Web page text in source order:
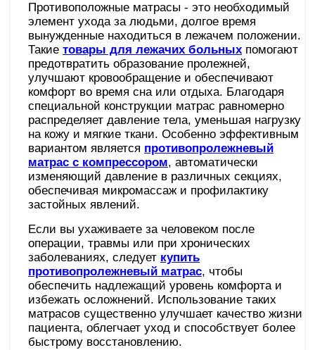
Противоположные матрасы - это необходимый
элемент ухода за людьми, долгое время
вынужденные находиться в лежачем положении.
Такие товары для лежачих больных помогают
предотвратить образование пролежней,
улучшают кровообращение и обеспечивают
комфорт во время сна или отдыха. Благодаря
специальной конструкции матрас равномерно
распределяет давление тела, уменьшая нагрузку
на кожу и мягкие ткани. Особенно эффективным
вариантом является противопролежневый
матрас с компрессором, автоматически
изменяющий давление в различных секциях,
обеспечивая микромассаж и профилактику
застойных явлений.
Если вы ухаживаете за человеком после
операции, травмы или при хронических
заболеваниях, следует купить
противопролежневый матрас, чтобы
обеспечить надлежащий уровень комфорта и
избежать осложнений. Использование таких
матрасов существенно улучшает качество жизни
пациента, облегчает уход и способствует более
быстрому восстановлению.